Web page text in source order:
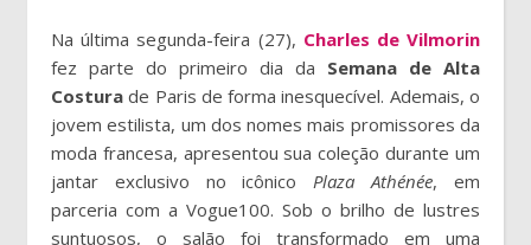
Na última segunda-feira (27), Charles de Vilmorin
fez parte do primeiro dia da Semana de Alta
Costurade Paris de forma inesquecível. Ademais, o
jovem estilista, um dos nomes mais promissores da
moda francesa, apresentou sua coleção durante um
jantar exclusivo no icônico Plaza Athénée, em
parceria com a Vogue100. Sob o brilho de lustres
suntuosos, o salão foi transformado em uma